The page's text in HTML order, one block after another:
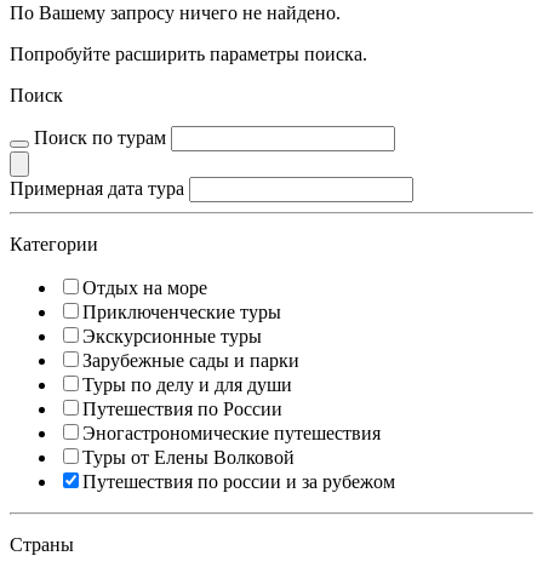
По Вашему запросу ничего не найдено.
Попробуйте расширить параметры поиска.
Поиск
Поиск по турам
Примерная дата тура
Категории
Отдых на море
Приключенческие туры
Экскурсионные туры
Зарубежные сады и парки
Туры по делу и для души
Путешествия по России
Эногастрономические путешествия
Туры от Елены Волковой
Путешествия по россии и за рубежом
Страны